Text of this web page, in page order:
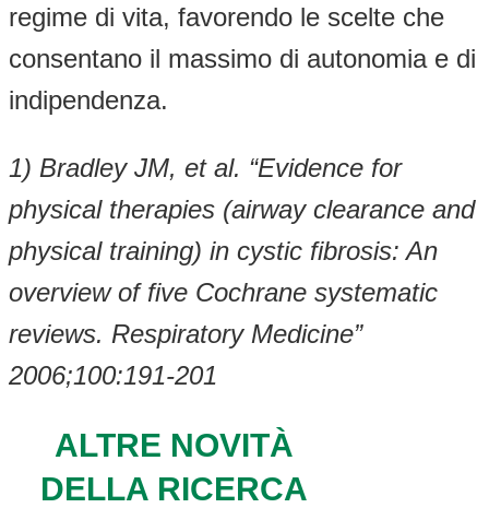
regime di vita, favorendo le scelte che
consentano il massimo di autonomia e di
indipendenza.
1) Bradley JM, et al. “Evidence for
physical therapies (airway clearance and
physical training) in cystic fibrosis: An
overview of five Cochrane systematic
reviews. Respiratory Medicine”
2006;100:191-201
ALTRE NOVITÀ
DELLA RICERCA